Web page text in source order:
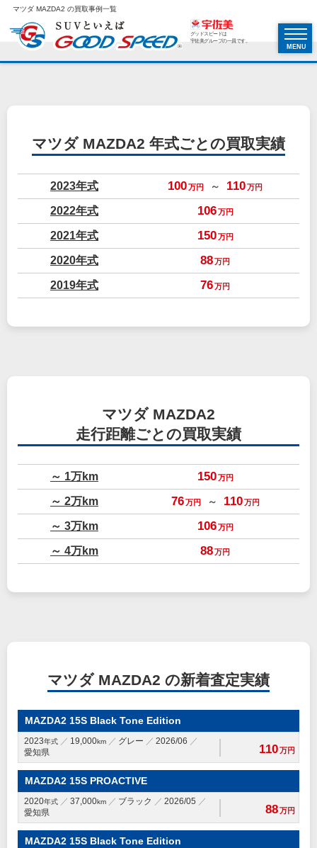
マツダ MAZDA2 の買取事例一覧
グッドスピードは
宇佐美グループの一員です。
MENU
マツダ MAZDA2 年式ごとの買取実績
2023年式 100万円 ～ 110万円
2022年式 106 万円
2021年式 150 万円
2020年式 88万円
2019年式 76万円
マツダ MAZDA2
走行距離ごとの買取実績
～ 1万km 150 万円
～ 2万km 76 万円 ～ 110 万円
～ 3万km 106 万円
～ 4万km 88万円
マツダ MAZDA2 の新着査定実績
MAZDA2 15S Black Tone Edition
2023年式 19,000km グレー
2026/06
愛知県
110万円
MAZDA2 15S PROACTIVE
2020年式 37,000km ブラック
2026/05
愛知県
88万円
MAZDA2 15S Black Tone Edition